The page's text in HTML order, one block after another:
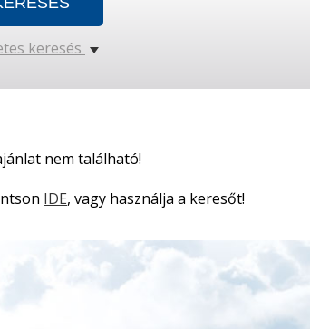
keresés
nem található!
IDE, vagy használja a keresőt!